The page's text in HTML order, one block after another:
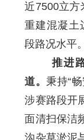
近7500立方
重建混凝土
段路况水平。
推进
道。 秉持“
涉赛路段开
面清扫保洁
沟杂草淤泥